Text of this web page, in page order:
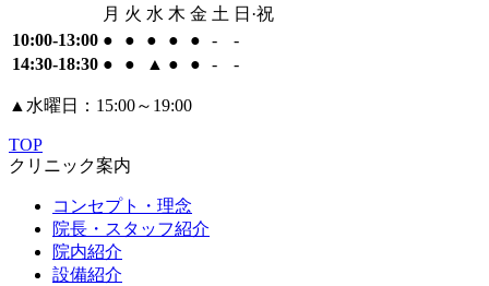
月 火 水 木 金 土 日·祝
10:00-13:00 ● ● ● ● ● -
-
14:30-18:30 ● ● ▲ ● ● - -
▲ 水曜日：15:00～19:00
TOP
クリニック案内
コンセプト・理念
院長・スタッフ紹介
院内紹介
設備紹介